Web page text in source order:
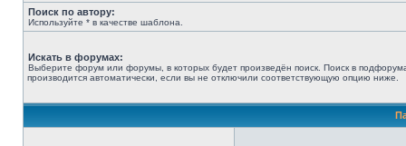
Поиск по автору:
Используйте * в качестве шаблона.
Искать в форумах:
Выберите форум или форумы, в которых будет произведён поиск. Поиск в
производится автоматически, если вы не отключили соответствующую опцию ниже.